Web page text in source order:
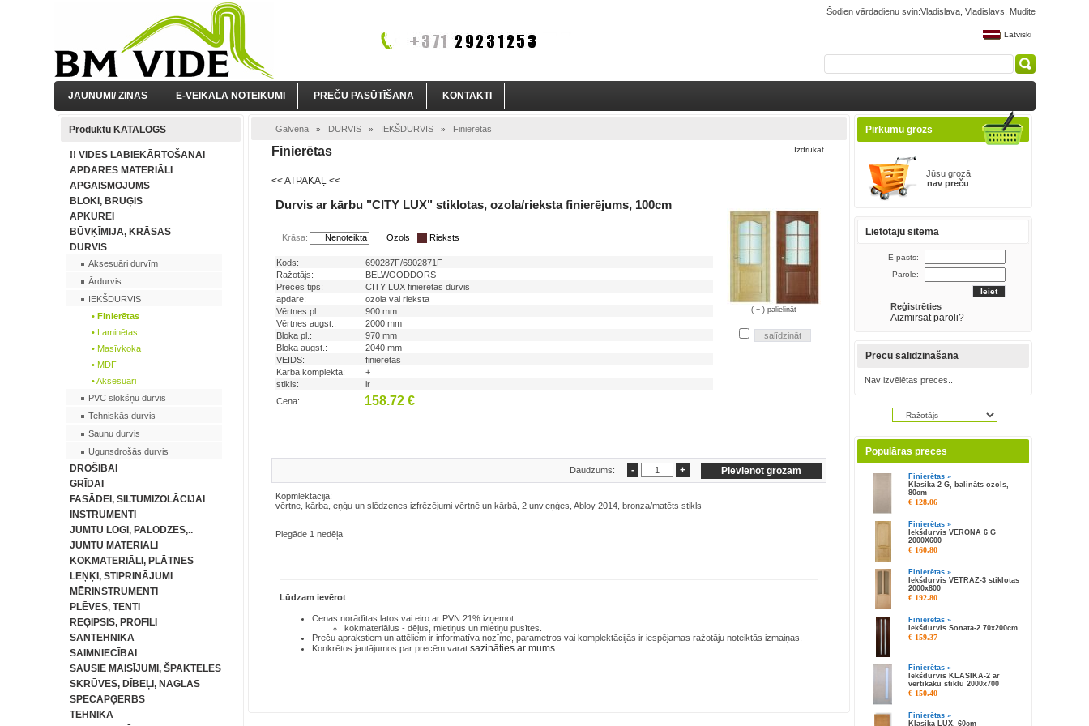
Šodien vārdadienu svin:Vladislava, Vladislavs, Mudite
Latviski
JAUNUMI/ ZIŅAS E-VEIKALA NOTEIKUMI PREČU PASŪTĪŠANA KONTAKTI
Produktu KATALOGS
!! VIDES LABIEKĀRTOŠANAI
APDARES MATERIĀLI
APGAISMOJUMS
BLOKI, BRUĢIS
APKUREI
BŪVĶĪMIJA, KRĀSAS
DURVIS
Aksesuāri durvīm
Ārdurvis
IEKŠDURVIS
• Finierētas
• Laminētas
• Masīvkoka
• MDF
• Aksesuāri
PVC slokšņu durvis
Tehniskās durvis
Saunu durvis
Ugunsdrošās durvis
DROŠĪBAI
GRĪDAI
FASĀDEI, SILTUMIZOLĀCIJAI
INSTRUMENTI
JUMTU LOGI, PALODZES,..
JUMTU MATERIĀLI
KOKMATERIĀLI, PLĀTNES
LEŅĶI, STIPRINĀJUMI
MĒRINSTRUMENTI
PLĒVES, TENTI
REĢIPSIS, PROFILI
SANTEHNIKA
SAIMNIECĪBAI
SAUSIE MAISĪJUMI, ŠPAKTELES
SKRŪVES, DĪBEĻI, NAGLAS
SPECAPĢĒRBS
TEHNIKA
Galvenā» DURVIS» IEKŠDURVIS» Finierētas
Finierētas Izdrukāt
<< ATPAKAĻ <<
Durvis ar kārbu "CITY LUX" stiklotas, ozola/rieksta finierējums, 100cm
Krāsa: Nenoteikta Ozols Rieksts
Kods:
690287F/6902871F
Ražotājs:
BELWOODDORS
Preces tips:
CITY LUX finierētas durvis
apdare:
ozola vai rieksta
Vērtnes pl.:
900 mm
Vērtnes augst.:
2000 mm
Bloka pl.:
970 mm
Bloka augst.:
2040 mm
VEIDS:
finierētas
Kārba komplektā:
+
stikls:
ir
Cena:
158.72 €
( + ) palielināt
Daudzums:
Kopmlektācija:
vērtne, kārba, eņģu un slēdzenes izfrēzējumi vērtnē un kārbā, 2 unv.eņģes, Abloy 2014, bronza/matēts stikls
Piegāde 1 nedēļa
Lūdzam ievērot
Cenas norādītas latos vai eiro ar PVN 21% izņemot:
kokmateriālus - dēļus, mietiņus un mietiņu pusītes.
Preču aprakstiem un attēliem ir informatīva nozīme, parametros vai komplektācijās ir iespējamas ražotāju noteiktās izmaiņas.
Konkrētos jautājumos par precēm varat sazināties ar mums.
Pirkumu grozs
Jūsu grozā
nav preču
Lietotāju sitēma
E-pasts:
Parole:
Reģistrēties
Aizmirsāt paroli?
Precu salīdzināšana
Nav izvēlētas preces..
Populāras preces
Finierētas »
Klasika-2 G, balināts ozols,
80cm
€ 128.06
Finierētas »
Iekšdurvis VERONA 6 G
2000X600
€ 160.80
Finierētas »
Iekšdurvis VETRAZ-3 stiklotas
2000x800
€ 192.80
Finierētas »
Iekšdurvis Sonata-2 70x200cm
€ 159.37
Finierētas »
Iekšdurvis KLASIKA-2 ar
vertikāku stiklu 2000x700
€ 150.40
Finierētas »
Klasika LUX, 60cm